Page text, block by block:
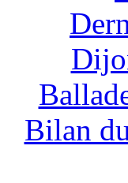
Bilan